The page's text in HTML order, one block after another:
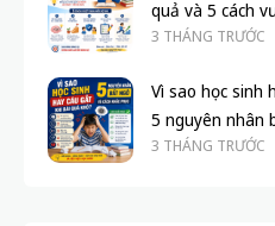
quả và 5 cách
3 THÁNG TRƯỚC
Vì sao học sinh
5 nguyên nhân
3 THÁNG TRƯỚC